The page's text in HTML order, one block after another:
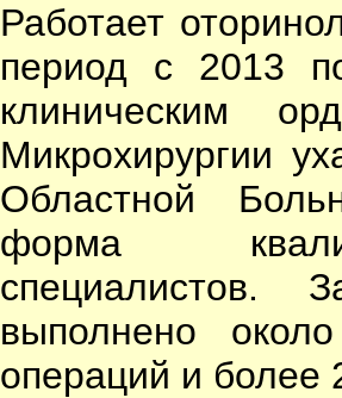
Работает
период с 2013
клиническим
Микрохирургии
Областной
форма
выполнено
операций и более